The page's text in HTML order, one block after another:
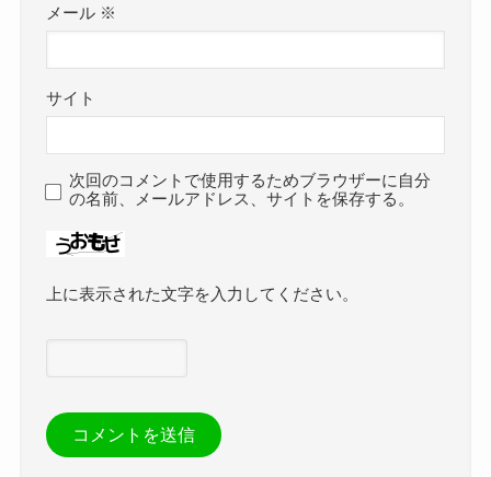
メール ※
サイト
次回のコメントで使用するためブラウザーに自分
の名前、メールアドレス、サイトを保存する。
上に表示された文字を入力してください。